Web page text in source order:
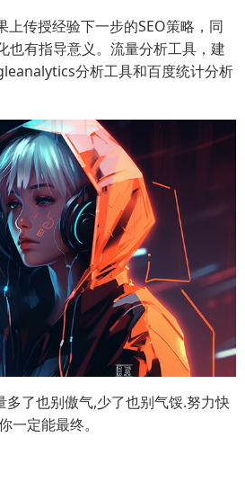
上传授经验下一步的SEO策略，同
也有指导意义。流量分析工具，建
分析工具和百度统计分析
多了也别傲气,少了也别气馁.努力快
一定能最终。